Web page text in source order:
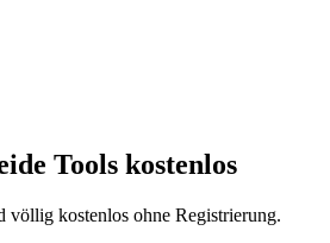
Tools kostenlos
völlig kostenlos ohne Registrierung.